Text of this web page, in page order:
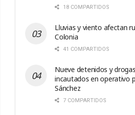
18 COMPARTIDOS
Lluvias y viento afectan
Colonia
41 COMPARTIDOS
Nueve detenidos y
incautados en operativo
Sánchez
7 COMPARTIDOS